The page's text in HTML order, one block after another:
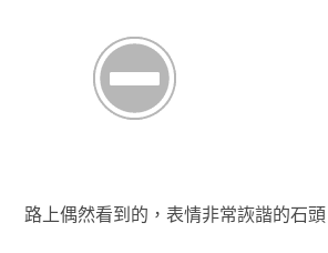
路上偶然看到的，表情非常詼諧的石頭